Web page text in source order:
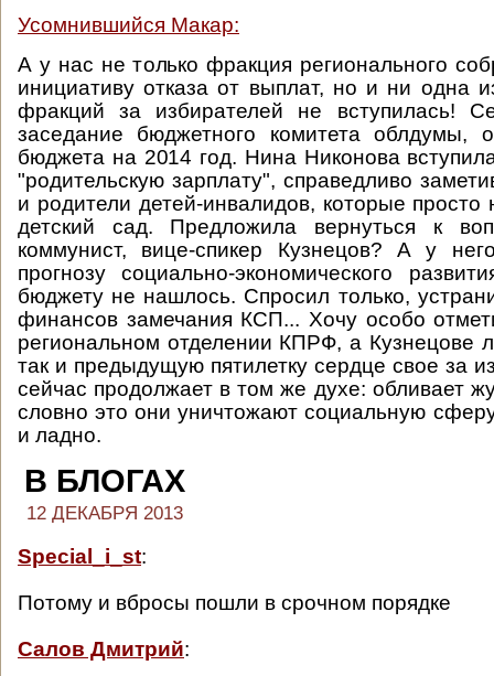
Усомнившийся Макар:
А у нас не только фракция регионального
инициативу отказа от выплат, но и ни одна
фракций за избирателей не вступилась!
заседание бюджетного комитета облдумы,
бюджета на 2014 год. Нина Никонова
"родительскую зарплату", справедливо
и родители детей-инвалидов, которые просто
детский сад. Предложила вернуться к
коммунист, вице-спикер Кузнецов? А у
прогнозу социально-экономического
бюджету не нашлось. Спросил только,
финансов замечания КСП... Хочу особо
региональном отделении КПРФ, а Кузнецове
так и предыдущую пятилетку сердце свое за
сейчас продолжает в том же духе: обливает
словно это они уничтожают социальную
и ладно.
В БЛОГАХ
12 ДЕКАБРЯ 2013
Special_i_st:
Потому и вбросы пошли в срочном порядке
Салов Дмитрий: